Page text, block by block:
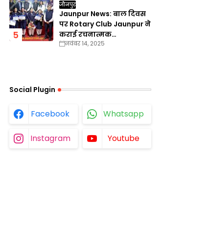
जौनपुर
Jaunpur News: बाल दिवस
पर Rotary Club Jaunpur ने
कराई रचनात्मक
प्रतियोगिताएँ
नवंबर 14, 2025
Social Plugin
Facebook Whatsapp
Instagram Youtube